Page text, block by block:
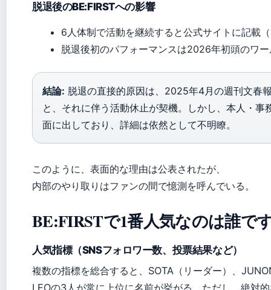
脱退後のBE:FIRSTへの影響
6人体制で活動を継続すると公式サイトに記載
脱退後初のパフォーマンスは2026年初頭のワ
結論: 脱退の直接的原因は、2025年4月の週刊文春
と、それに伴う活動休止が契機。しかし、本人・事
面に出しており、詳細は依然として不明瞭。
このように、表面的な理由は公表されたが、
内部のやり取りはファンの間で憶測を呼んでいる。
BE:FIRSTで1番人気なのは誰で
人気指標（SNSフォロワー数、投票結果など）
複数の指標を総合すると、SOTA（リーダー）、
LEOの3人が常に上位に名前が挙がる。ただし、絶対